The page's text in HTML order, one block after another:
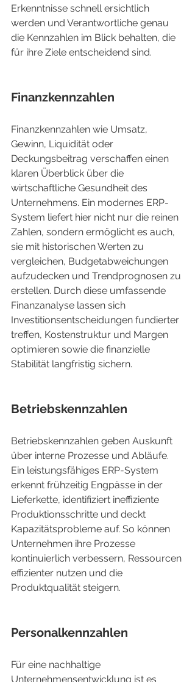
Erkenntnisse schnell ersichtlich
werden und Verantwortliche genau
die Kennzahlen im Blick behalten, die
für ihre Ziele entscheidend sind.
Finanzkennzahlen
Finanzkennzahlen wie Umsatz,
Gewinn, Liquidität oder
Deckungsbeitrag verschaffen einen
klaren Überblick über die
wirtschaftliche Gesundheit des
Unternehmens. Ein modernes ERP-
System liefert hier nicht nur die reinen
Zahlen, sondern ermöglicht es auch,
sie mit historischen Werten zu
vergleichen, Budgetabweichungen
aufzudecken und Trendprognosen zu
erstellen. Durch diese umfassende
Finanzanalyse lassen sich
Investitionsentscheidungen fundierter
treffen, Kostenstruktur und Margen
optimieren sowie die finanzielle
Stabilität langfristig sichern.
Betriebskennzahlen
Betriebskennzahlen geben Auskunft
über interne Prozesse und Abläufe.
Ein leistungsfähiges ERP-System
erkennt frühzeitig Engpässe in der
Lieferkette, identifiziert ineffiziente
Produktionsschritte und deckt
Kapazitätsprobleme auf. So können
Unternehmen ihre Prozesse
kontinuierlich verbessern, Ressourcen
effizienter nutzen und die
Produktqualität steigern.
Personalkennzahlen
Für eine nachhaltige
Unternehmensentwicklung ist es